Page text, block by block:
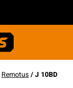
Remotus/ J 10BD